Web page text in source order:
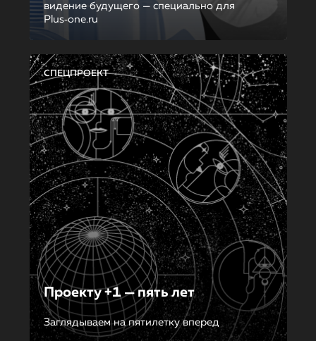
видение будущего — специально для
Plus‑one.ru
СПЕЦПРОЕКТ
Проекту +1 — пять лет
Заглядываем на пятилетку вперед